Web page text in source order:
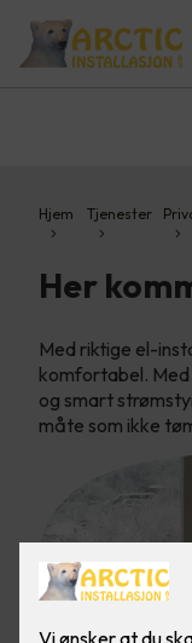
Hjem Tjenester
Her
Med riktige el-
komfortabel.
og smart
måte som ikke